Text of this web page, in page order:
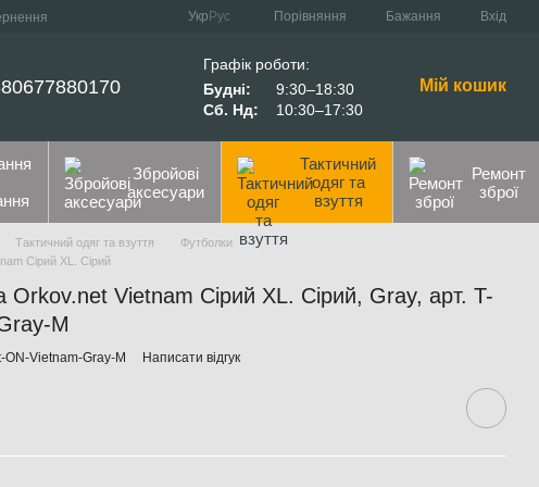
Укр Рус Порівняння Бажання Вхід
Графік роботи:
Будні:
9:30–18:30
Сб. Нд:
10:30–17:30
Мій кошик
Збройові
аксесуари
Тактичний
одяг та
взуття
Ремонт
зброї
Тактичний одяг та взуття
Футболки
Сірий XL. Сірий
Orkov.net Vietnam Сірий XL. Сірий, Gray, арт. T-
M
ON-Vietnam-Gray-M Написати відгук